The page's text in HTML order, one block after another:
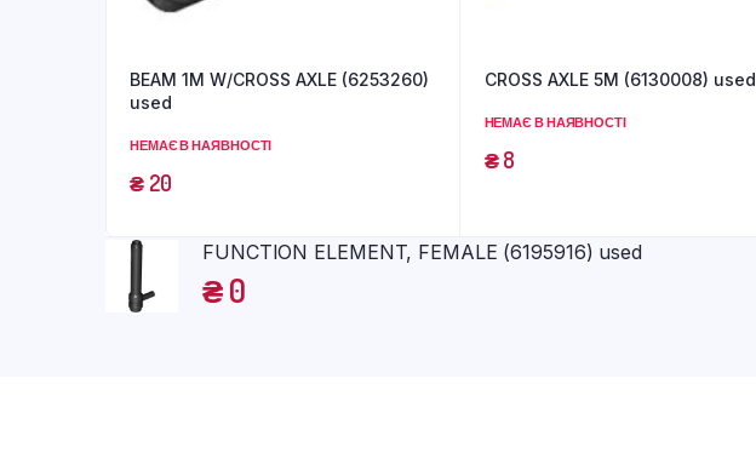
BEAM 1M W/CROSS AXLE (6253260)
used
НЕМАЄ В НАЯВНОСТІ
₴20
CROSS AXLE 5M (6130008) used
НЕМАЄ В НАЯВНОСТІ
₴8
FUNCTION ELEMENT, FEMALE (6195916) used
₴0